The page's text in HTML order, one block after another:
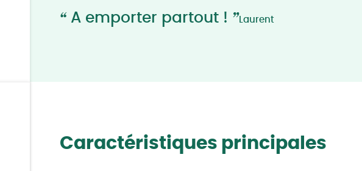
“A emporter partout ! ” Laurent
Caractéristiques principales